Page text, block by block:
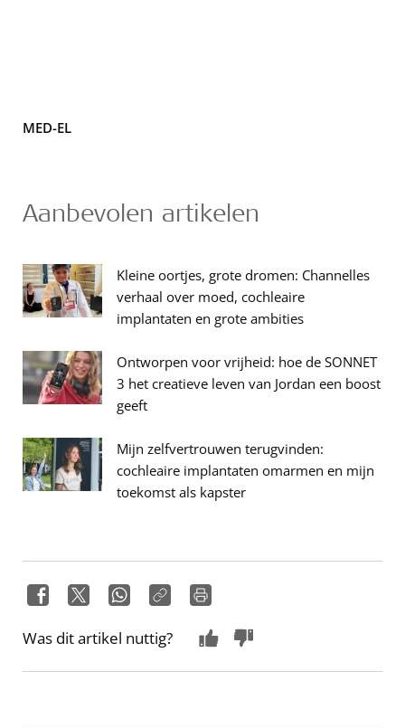
MED-EL
Aanbevolen artikelen
Kleine oortjes, grote dromen: Channelles
verhaal over moed, cochleaire
implantaten en grote ambities
Ontworpen voor vrijheid: hoe de SONNET
3 het creatieve leven van Jordan een boost
geeft
Mijn zelfvertrouwen terugvinden:
cochleaire implantaten omarmen en mijn
toekomst als kapster
Was dit artikel nuttig?